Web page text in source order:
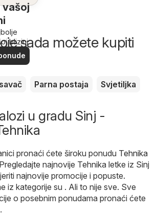
vašoj
blizinisada možete kupiti
Parna postaja Svjetiljka
u gradu Sinj -
pronaći ćete široku ponudu Tehnika
najnovije Tehnika letke iz Sinj
najnovije promocije i popuste.
iz kategorije su . Ali to nije sve. Sve
o posebnim ponudama pronaći ćete